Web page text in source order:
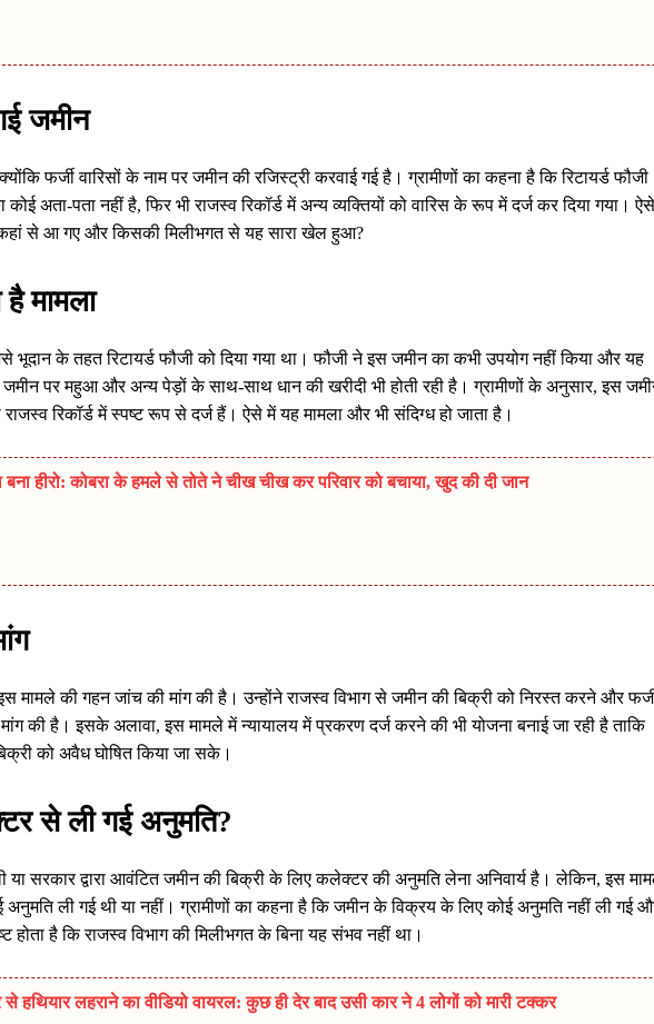
जमीन
फर्जी वारिसों के नाम पर जमीन की रजिस्ट्री करवाई गई है। ग्रामीणों का कहना है कि रिटायर्ड फौजी
अता-पता नहीं है, फिर भी राजस्व रिकॉर्ड में अन्य व्यक्तियों को वारिस के रूप में दर्ज कर दिया गया। ऐसे
कहां से आ गए और किसकी मिलीभगत से यह सारा खेल हुआ?
मामला
के तहत रिटायर्ड फौजी को दिया गया था। फौजी ने इस जमीन का कभी उपयोग नहीं किया और यह
पर महुआ और अन्य पेड़ों के साथ-साथ धान की खरीदी भी होती रही है। ग्रामीणों के अनुसार, इस
रिकॉर्ड में स्पष्ट रूप से दर्ज हैं। ऐसे में यह मामला और भी संदिग्ध हो जाता है।
बना हीरो: कोबरा के हमले से तोते ने चीख चीख कर परिवार को बचाया, खुद की दी जान
मामले की गहन जांच की मांग की है। उन्होंने राजस्व विभाग से जमीन की बिक्री को निरस्त करने और
की है। इसके अलावा, इस मामले में न्यायालय में प्रकरण दर्ज करने की भी योजना बनाई जा रही है ताकि
को अवैध घोषित किया जा सके।
से ली गई अनुमति?
सरकार द्वारा आवंटित जमीन की बिक्री के लिए कलेक्टर की अनुमति लेना अनिवार्य है। लेकिन, इस
ली गई थी या नहीं। ग्रामीणों का कहना है कि जमीन के विक्रय के लिए कोई अनुमति नहीं ली गई
है कि राजस्व विभाग की मिलीभगत के बिना यह संभव नहीं था।
हथियार लहराने का वीडियो वायरल: कुछ ही देर बाद उसी कार ने 4 लोगों को मारी टक्कर